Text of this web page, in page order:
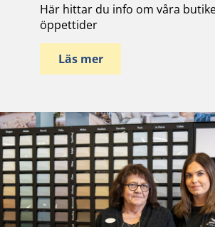
Här hittar du info om våra
öppettider
Läs mer